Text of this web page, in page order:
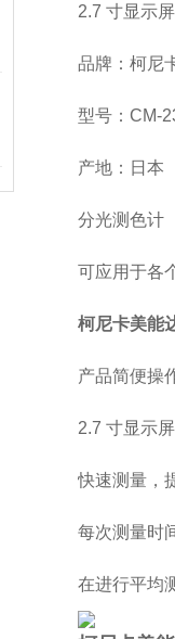
2.7 寸显示
品牌：柯尼
型号：CM-
产地：日本
分光测色计
可应用于各
柯尼卡美能
产品简便操
2.7 寸显示
快速测量，
每次测量时
在进行平均